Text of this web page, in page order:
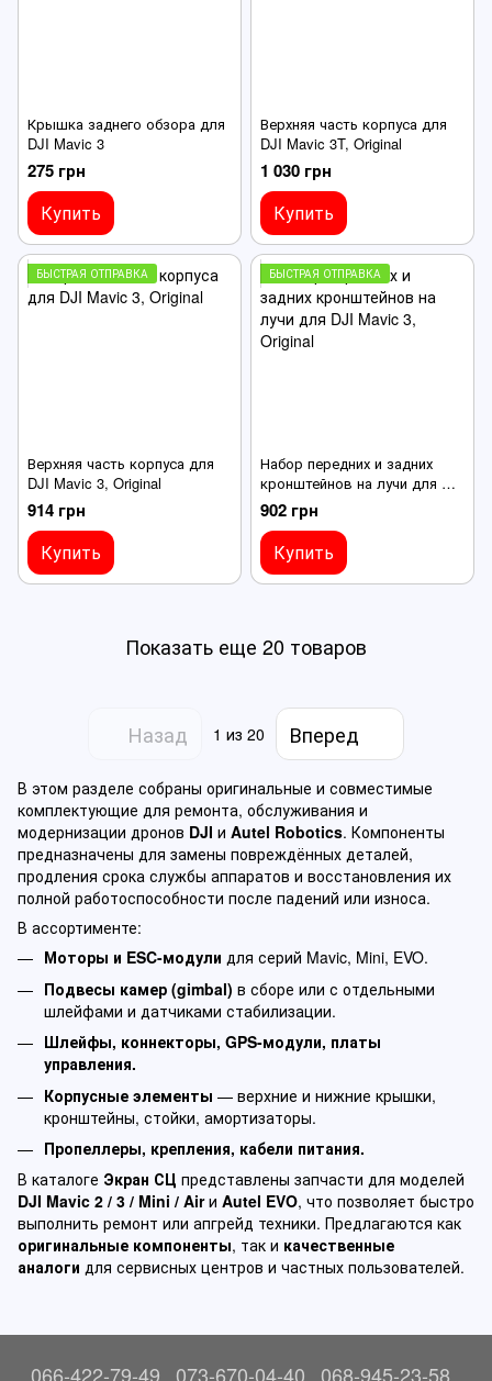
Крышка заднего обзора для
DJI Mavic 3
275 грн
Купить
Верхняя часть корпуса для
DJI Mavic 3T, Original
1 030 грн
Купить
БЫСТРАЯ ОТПРАВКА
Верхняя часть корпуса для
DJI Mavic 3, Original
914 грн
Купить
БЫСТРАЯ ОТПРАВКА
Набор передних и задних
кронштейнов на лучи для DJI
Mavic 3, Original
902 грн
Купить
Показать еще 20 товаров
Назад 1 из 20 Вперед
В этом разделе собраны оригинальные и совместимые
комплектующие для ремонта, обслуживания и
модернизации дронов DJI и Autel Robotics. Компоненты
предназначены для замены повреждённых деталей,
продления срока службы аппаратов и восстановления их
полной работоспособности после падений или износа.
В ассортименте:
Моторы и ESC-модули для серий Mavic, Mini, EVO.
Подвесы камер (gimbal) в сборе или с отдельными
шлейфами и датчиками стабилизации.
Шлейфы, коннекторы, GPS-модули, платы
управления.
Корпусные элементы — верхние и нижние крышки,
кронштейны, стойки, амортизаторы.
Пропеллеры, крепления, кабели питания.
В каталоге Экран СЦ представлены запчасти для моделей
DJI Mavic 2 / 3 / Mini / Airи Autel EVO, что позволяет быстро
выполнить ремонт или апгрейд техники. Предлагаются как
оригинальные компоненты, так и качественные
аналоги для сервисных центров и частных пользователей.
066-422-79-49 073-670-04-40 068-945-23-58